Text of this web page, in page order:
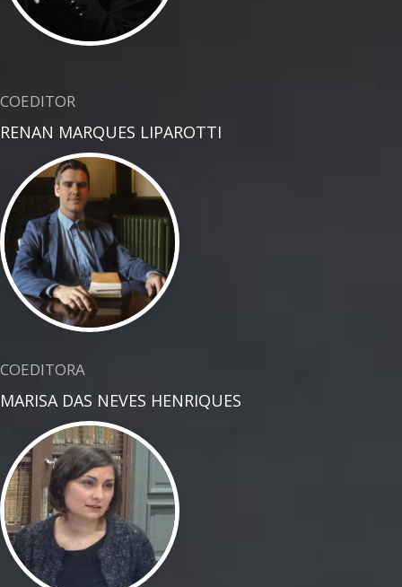
COEDITOR
RENAN MARQUES LIPAROTTI
COEDITORA
MARISA DAS NEVES HENRIQUES